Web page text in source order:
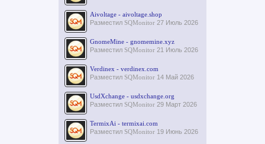
Aivoltage - aivoltage.shop
Разместил SQMonitor 27 Июль 2026
GnomeMine - gnomemine.xyz
Разместил SQMonitor 21 Июль 2026
Verdinex - verdinex.com
Разместил SQMonitor 14 Май 2026
UsdXchange - usdxchange.org
Разместил SQMonitor 29 Март 2026
TermixAi - termixai.com
Разместил SQMonitor 19 Июнь 2026